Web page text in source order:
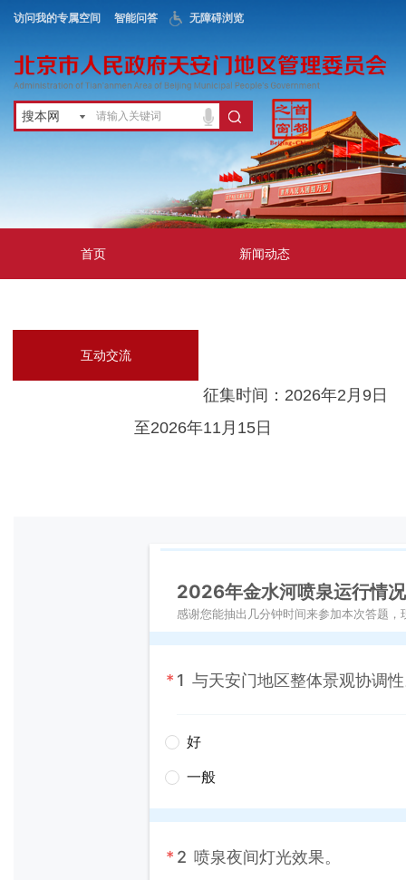
访问我的专属空间 智能问答 无障碍浏览
搜本网
首页 新闻动态
互动交流
征集时间：2026年2月9日
至2026年11月15日